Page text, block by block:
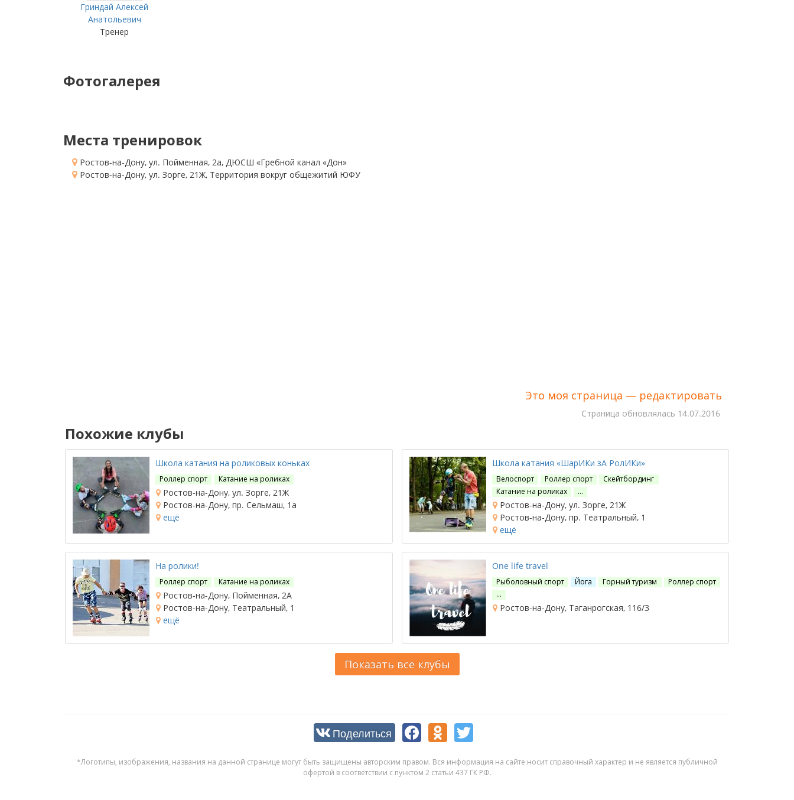
Гриндай Алексей
Анатольевич
Тренер
Фотогалерея
Места тренировок
Ростов-на-Дону, ул. Пойменная, 2а, ДЮСШ «Гребной канал «Дон»
Ростов-на-Дону, ул. Зорге, 21Ж, Территория вокруг общежитий ЮФУ
Это моя страница — редактировать
Cтраница обновлялась 14.07.2016
Похожие клубы
Школа катания на роликовых коньках
Роллер спорт Катание на роликах
Ростов-на-Дону, ул. Зорге, 21Ж
Ростов-на-Дону, пр. Сельмаш, 1а
ещё
Школа катания «ШарИКи зА РолИКи»
Велоспорт Роллер спорт
Скейтбординг
Катание на роликах
…
Ростов-на-Дону, ул. Зорге, 21Ж
Ростов-на-Дону, пр. Театральный, 1
ещё
На ролики!
Роллер спорт Катание на роликах
Ростов-на-Дону, Пойменная, 2А
Ростов-на-Дону, Театральный, 1
ещё
One life travel
Рыболовный спорт Йога Горный туризм‎
Роллер спорт
…
Ростов-на-Дону, Таганрогская, 116/3
Показать все клубы
Поделиться
*Логотипы, изображения, названия на данной странице могут быть защищены авторским правом. Вся информация на сайте носит справочный характер и не является публичной
офертой в соответствии с пунктом 2 статьи 437 ГК РФ.